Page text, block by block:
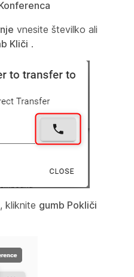
vnesite številko ali
Kliči .
kliknite gumb Pokliči